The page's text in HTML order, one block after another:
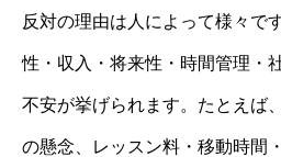
反対の理由は人によって様々で
性・収入・将来性・時間管理・
不安が挙げられます。たとえば
の懸念、レッスン料・移動時間